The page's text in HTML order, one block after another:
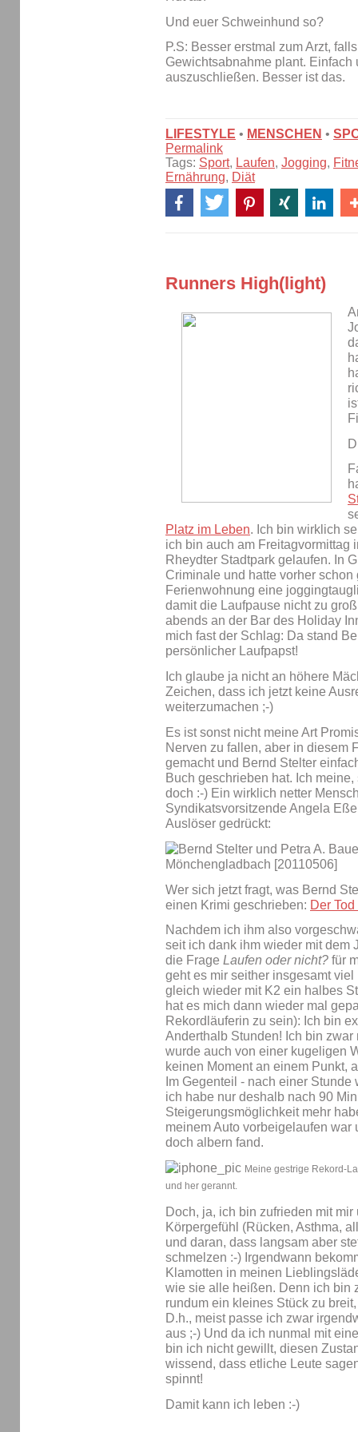
Und euer Schweinhund so?
P.S: Besser erstmal zum Arzt,
Gewichtsabnahme plant. Einfach
auszuschließen. Besser ist das.
LIFESTYLE • MENSCHEN •
Permalink
Tags: Sport, Laufen, Jogging,
Ernährung, Diät
Runners High(light)
Platz im Leben. Ich bin wirklich
ich bin auch am Freitagvormittag
Rheydter Stadtpark gelaufen. In
Criminale und hatte vorher schon
Ferienwohnung eine
damit die Laufpause nicht zu
abends an der Bar des Holiday
mich fast der Schlag: Da stand
persönlicher Laufpapst!
Ich glaube ja nicht an höhere
Zeichen, dass ich jetzt keine
weiterzumachen ;-)
Es ist sonst nicht meine Art
Nerven zu fallen, aber in diesem
gemacht und Bernd Stelter
Buch geschrieben hat. Ich
doch :-) Ein wirklich netter
Syndikatsvorsitzende Angela
Auslöser gedrückt:
Wer sich jetzt fragt, was Bernd
einen Krimi geschrieben: Der
Nachdem ich ihm also
seit ich dank ihm wieder mit dem
die Frage Laufen oder nicht? für
geht es mir seither insgesamt
gleich wieder mit K2 ein halbes
hat es mich dann wieder mal
Rekordläuferin zu sein): Ich bin
Anderthalb Stunden! Ich bin
wurde auch von einer kugeligen
keinen Moment an einem Punkt,
Im Gegenteil - nach einer
ich habe nur deshalb nach 90
Steigerungsmöglichkeit mehr
meinem Auto vorbeigelaufen
doch albern fand.
Meine gestrige Rekord-
und her gerannt.
Doch, ja, ich bin zufrieden mit
Körpergefühl (Rücken, Asthma,
und daran, dass langsam aber
schmelzen :-) Irgendwann
Klamotten in meinen
wie sie alle heißen. Denn ich bin
rundum ein kleines Stück zu
D.h., meist passe ich zwar
aus ;-) Und da ich nunmal mit
bin ich nicht gewillt, diesen
wissend, dass etliche Leute
spinnt!
Damit kann ich leben :-)